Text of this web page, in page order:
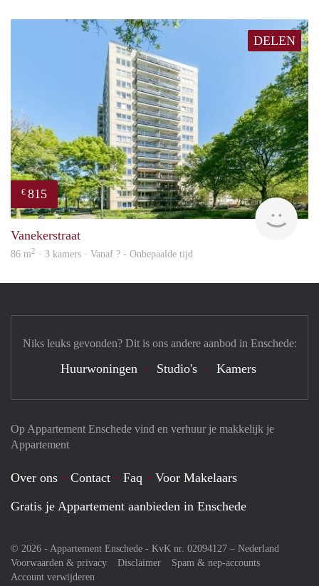
DELEN
€ 815
Vanekerstraat
86 m2 · 3 kamers · Vanaf ? - Onbepaalde tijd
Op Appartement Enschede vind en verhuur je makkelijk je
Appartement
Over ons Contact Faq
Voor Makelaars
Gratis je Appartement aanbieden in Enschede
© 2026 - Appartement Enschede - KvK nr. 02094127 – Nederland
Voorwaarden & privacy
Disclaimer
Spam & nep-accounts
Account verwijderen
Niks leuks gevonden? Dit is ons andere aanbod in Enschede:
Huurwoningen Studio's Kamers